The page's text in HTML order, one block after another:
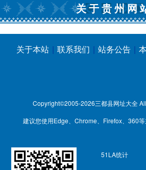
关于贵州网
关于本站 | 联系我们 | 站务公告 |
Copyright©2005-2026三都县网址大全
建议您使用Edge、Chrome、Firefox、360
51LA统计